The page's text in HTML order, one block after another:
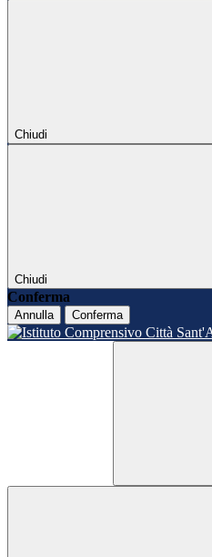
Chiudi
Chiudi
Conferma
Annulla Conferma